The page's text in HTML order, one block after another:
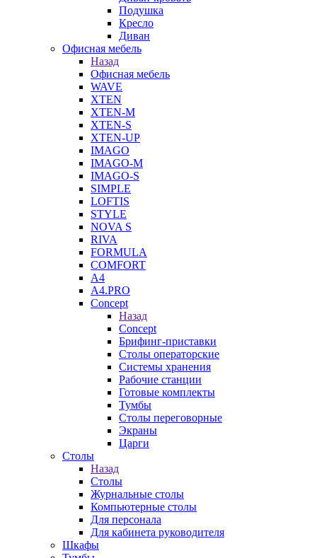
Подушка
Кресло
Диван
Офисная мебель
Назад
Офисная мебель
WAVE
XTEN
XTEN-M
XTEN-S
XTEN-UP
IMAGO
IMAGO-M
IMAGO-S
SIMPLE
LOFTIS
STYLE
NOVA S
RIVA
FORMULA
COMFORT
A4
A4.PRO
Concept
Назад
Concept
Брифинг-приставки
Столы операторские
Системы хранения
Рабочие станции
Готовые комплекты
Тумбы
Столы переговорные
Экраны
Царги
Столы
Назад
Столы
Журнальные столы
Компьютерные столы
Для персонала
Для кабинета руководителя
Шкафы